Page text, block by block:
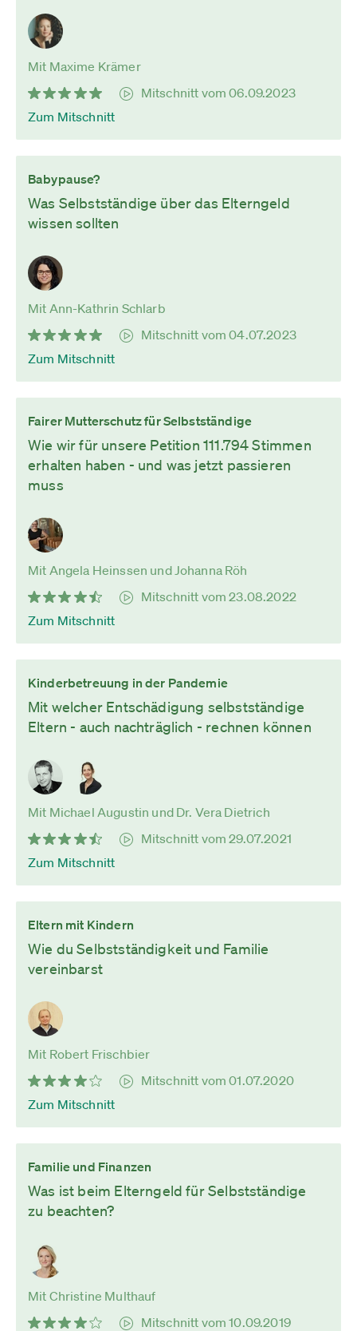
Mit Maxime Krämer
Mitschnitt vom 06.09.2023
Zum Mitschnitt
Babypause?
Was Selbstständige über das Elterngeld
wissen sollten
Mit Ann-Kathrin Schlarb
Mitschnitt vom 04.07.2023
Zum Mitschnitt
Fairer Mutterschutz für Selbstständige
Wie wir für unsere Petition 111.794 Stimmen
erhalten haben - und was jetzt passieren
muss
Mit Angela Heinssen und Johanna Röh
Mitschnitt vom 23.08.2022
Zum Mitschnitt
Kinderbetreuung in der Pandemie
Mit welcher Entschädigung selbstständige
Eltern - auch nachträglich - rechnen können
Mit Michael Augustin und Dr. Vera Dietrich
Mitschnitt vom 29.07.2021
Zum Mitschnitt
Eltern mit Kindern
Wie du Selbstständigkeit und Familie
vereinbarst
Mit Robert Frischbier
Mitschnitt vom 01.07.2020
Zum Mitschnitt
Familie und Finanzen
Was ist beim Elterngeld für Selbstständige
zu beachten?
Mit Christine Multhauf
Mitschnitt vom 10.09.2019